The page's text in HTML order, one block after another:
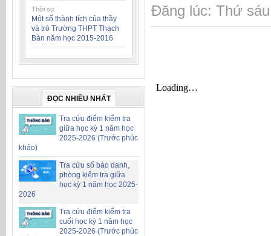
Thời sự
Một số thành tích của thầy
và trò Trường THPT Thạch
Bàn năm học 2015-2016
ĐỌC NHIỀU NHẤT
Tra cứu điểm kiểm tra
giữa học kỳ 1 năm học
2025-2026 (Trước phúc
khảo)
Tra cứu số báo danh,
phòng kiểm tra giữa
học kỳ 1 năm học 2025-
2026
Tra cứu điểm kiểm tra
cuối học kỳ 1 năm học
2025-2026 (Trước phúc
Đăng lúc: Thứ